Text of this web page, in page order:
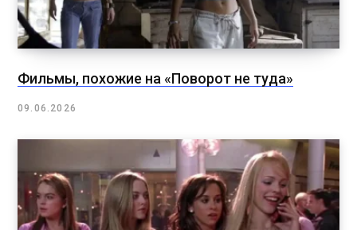
Фильмы, похожие на «Поворот не туда»
09.06.2026